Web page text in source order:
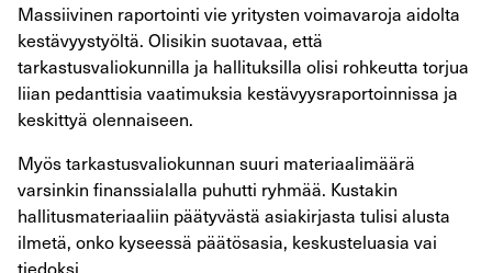
Massiivinen raportointi vie yritysten voimavaroja aidolta
kestävyystyöltä. Olisikin suotavaa, että
tarkastusvaliokunnilla ja hallituksilla olisi rohkeutta torjua
liian pedanttisia vaatimuksia kestävyysraportoinnissa ja
keskittyä olennaiseen.
Myös tarkastusvaliokunnan suuri materiaalimäärä
varsinkin finanssialalla puhutti ryhmää. Kustakin
hallitusmateriaaliin päätyvästä asiakirjasta tulisi alusta
ilmetä, onko kyseessä päätösasia, keskusteluasia vai
tiedoksi.